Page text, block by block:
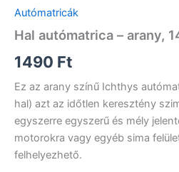
Autómatricák
Hal autómatrica – arany,
1490 Ft
Ez az arany színű Ichthys
hal) azt az időtlen keresztény
egyszerre egyszerű és mély
motorokra vagy egyéb sima
felhelyezhető.